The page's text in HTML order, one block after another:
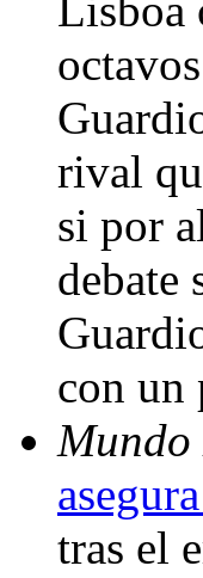
rival
si por
debate
con
tras el